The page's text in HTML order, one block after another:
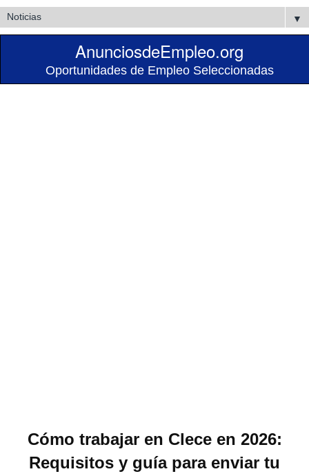
▼
AnunciosdeEmpleo.org
Oportunidades de Empleo Seleccionadas
Cómo trabajar en Clece en 2026:
Requisitos y guía para enviar tu